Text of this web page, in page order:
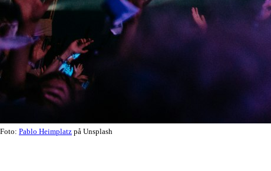
Foto: Pablo Heimplatz på Unsplash